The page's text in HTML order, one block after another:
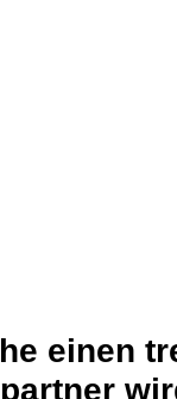
einen